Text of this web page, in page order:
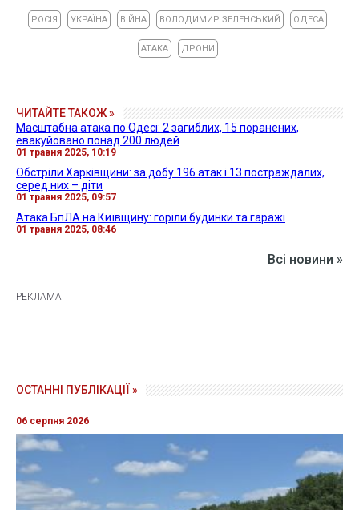
РОСІЯ УКРАЇНА ВІЙНА ВОЛОДИМИР ЗЕЛЕНСЬКИЙ ОДЕСА
АТАКА ДРОНИ
ЧИТАЙТЕ ТАКОЖ »
Масштабна атака по Одесі: 2 загиблих, 15 поранених,
евакуйовано понад 200 людей
01 травня 2025, 10:19
Обстріли Харківщини: за добу 196 атак і 13 постраждалих,
серед них – діти
01 травня 2025, 09:57
Атака БпЛА на Київщину: горіли будинки та гаражі
01 травня 2025, 08:46
Всі новини »
ОСТАННІ ПУБЛІКАЦІЇ »
06 серпня 2026